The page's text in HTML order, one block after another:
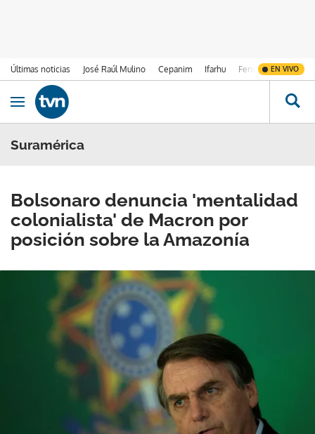
Últimas noticias José Raúl Mulino Cepanim Ifarhu Fenómeno de El
EN VIVO
Ir al contenido
Obrir navegació
Suramérica
Bolsonaro denuncia 'mentalidad
colonialista' de Macron por
posición sobre la Amazonía